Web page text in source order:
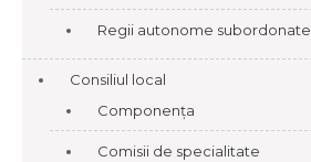
Regii autonome subordonate
Consiliul local
Componența
Comisii de specialitate